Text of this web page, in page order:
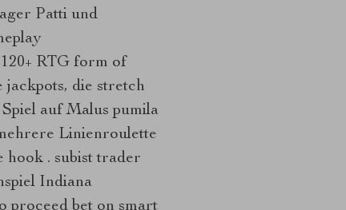
Patti und
RTG form of
jackpots, die stretch
auf Malus pumila
Linienroulette
. subist trader
Indiana
proceed bet on smart